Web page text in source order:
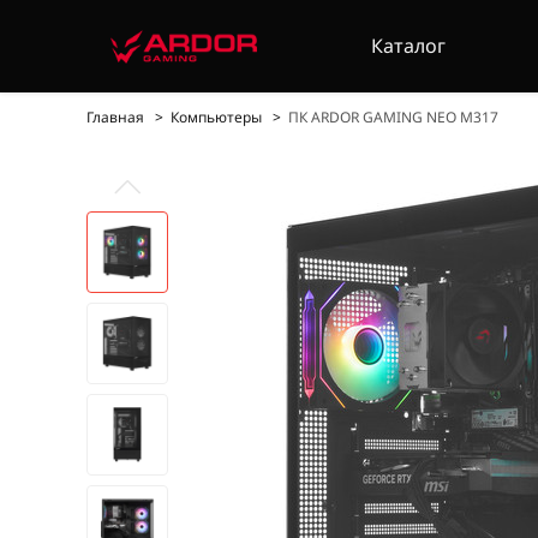
Каталог
Главная Компьютеры ПК ARDOR GAMING NEO M317